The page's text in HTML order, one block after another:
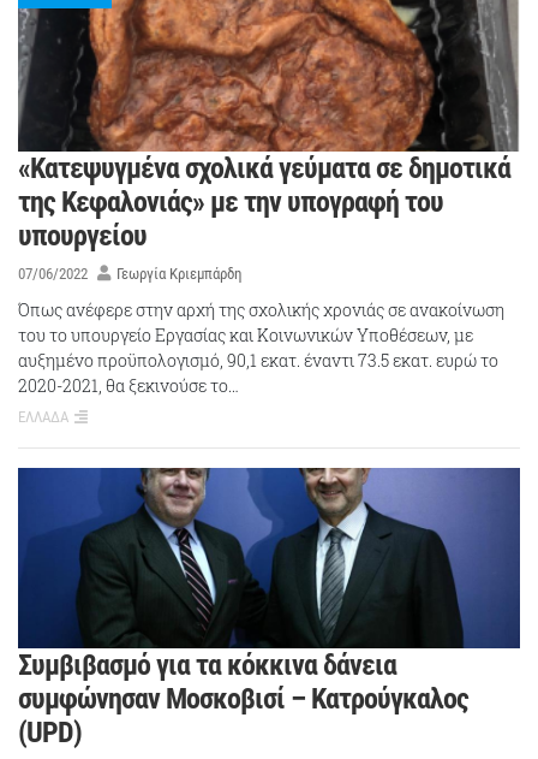
«Κατεψυγμένα σχολικά γεύματα σε δημοτικά
της Κεφαλονιάς» με την υπογραφή του
υπουργείου
07/06/2022 Γεωργία Κριεμπάρδη
Όπως ανέφερε στην αρχή της σχολικής χρονιάς σε ανακοίνωση
του το υπουργείο Εργασίας και Κοινωνικών Υποθέσεων, με
αυξημένο προϋπολογισμό, 90,1 εκατ. έναντι 73.5 εκατ. ευρώ το
2020-2021, θα ξεκινούσε το…
ΕΛΛΑΔΑ
Συμβιβασμό για τα κόκκινα δάνεια
συμφώνησαν Μοσκοβισί – Κατρούγκαλος
(UPD)